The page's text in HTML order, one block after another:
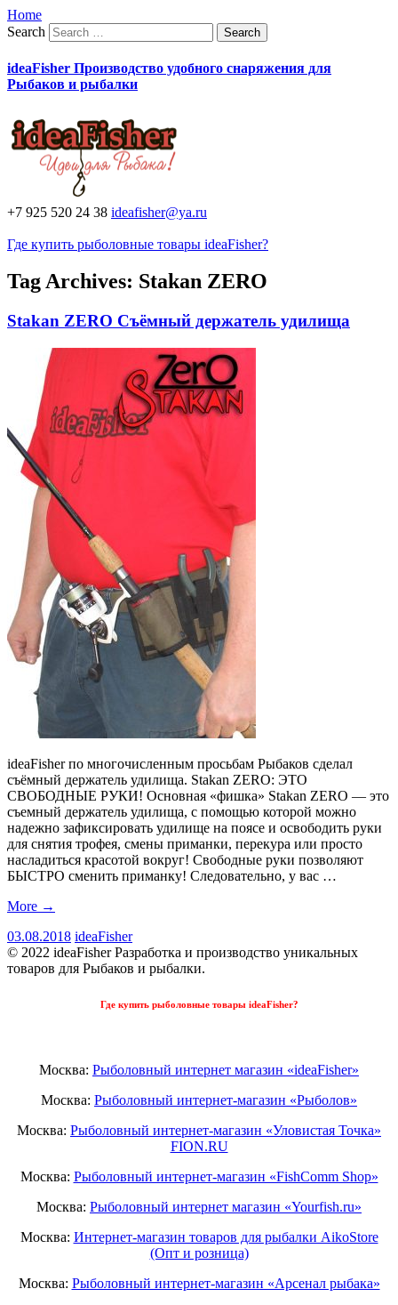
Home
Search
ideaFisher Производство удобного снаряжения для
Рыбаков и рыбалки
+7 925 520 24 38 ideafisher@ya.ru
Где купить рыболовные товары ideaFisher?
Tag Archives: Stakan ZERO
Stakan ZERO Съёмный держатель удилища
ideaFisher по многочисленным просьбам Рыбаков сделал
съёмный держатель удилища. Stakan ZERO: ЭТО
СВОБОДНЫЕ РУКИ! Основная «фишка» Stakan ZERO — это
съемный держатель удилища, с помощью которой можно
надежно зафиксировать удилище на поясе и освободить руки
для снятия трофея, смены приманки, перекура или просто
насладиться красотой вокруг! Свободные руки позволяют
БЫСТРО сменить приманку! Следовательно, у вас …
More →
03.08.2018 ideaFisher
© 2022 ideaFisher Разработка и производство уникальных
товаров для Рыбаков и рыбалки.
Где купить рыболовные товары ideaFisher?
Москва: Рыболовный интернет магазин «ideaFisher»
Москва: Рыболовный интернет-магазин «Рыболов»
Москва: Рыболовный интернет-магазин «Уловистая Точка»
FION.RU
Москва: Рыболовный интернет-магазин «FishComm Shop»
Москва: Рыболовный интернет магазин «Yourfish.ru»
Москва: Интернет-магазин товаров для рыбалки AikoStore
(Опт и розница)
Москва: Рыболовный интернет-магазин «Арсенал рыбака»